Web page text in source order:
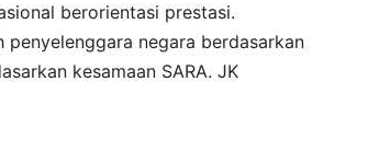
berorientasi prestasi.
negara berdasarkan
kesamaan SARA. JK